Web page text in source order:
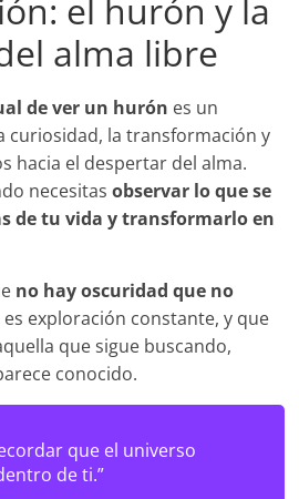
el hurón y la
alma libre
de ver un hurón es un
curiosidad, la transformación y
hacia el despertar del alma.
necesitasobservar lo que se
de tu vida y transformarlo en
no hay oscuridad que no
es exploración constante, y que
que sigue buscando,
conocido.
que el universo
de ti.”